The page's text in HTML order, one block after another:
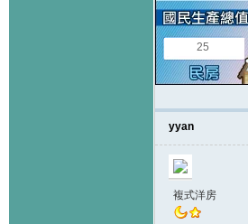
25
yyan
複式洋房